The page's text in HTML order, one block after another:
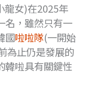
龍女)在2025年
名，雖然只有一
國啦啦隊(一開始
為止仍是發展的
韓啦具有關鍵性